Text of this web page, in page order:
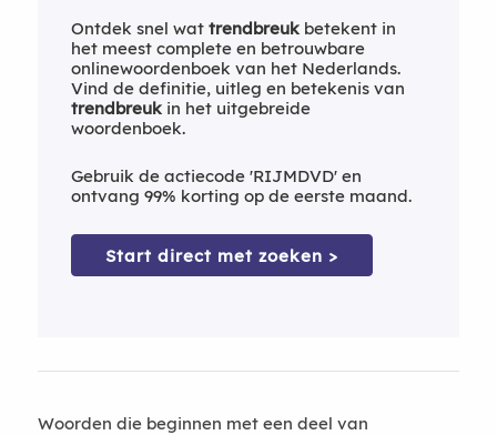
Ontdek snel wat trendbreukbetekent in
het meest complete en betrouwbare
onlinewoordenboek van het Nederlands.
Vind de definitie, uitleg en betekenis van
trendbreukin het uitgebreide
woordenboek.
Gebruik de actiecode 'RIJMDVD' en
ontvang 99% korting op de eerste maand.
Start direct met zoeken >
Woorden die beginnen met een deel van